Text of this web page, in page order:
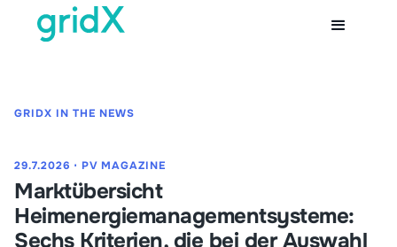
GRIDX IN THE NEWS
29.7.2026 ⋅ PV MAGAZINE
Marktübersicht
Heimenergiemanagementsysteme:
Sechs Kriterien, die bei der Auswahl